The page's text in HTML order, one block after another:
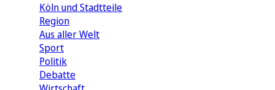
Köln und Stadtteile
Region
Aus aller Welt
Sport
Politik
Debatte